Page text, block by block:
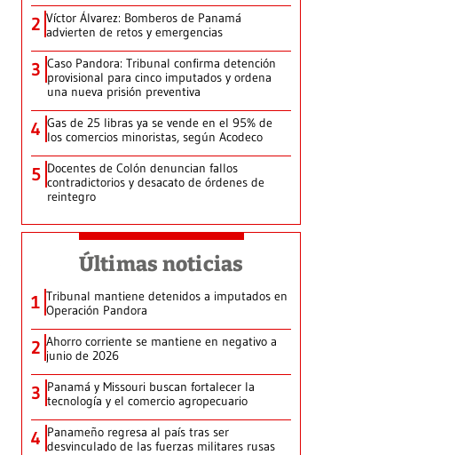
2 Víctor Álvarez: Bomberos de Panamá
advierten de retos y emergencias
3 Caso Pandora: Tribunal confirma detención
provisional para cinco imputados y ordena
una nueva prisión preventiva
4 Gas de 25 libras ya se vende en el 95% de
los comercios minoristas, según Acodeco
5 Docentes de Colón denuncian fallos
contradictorios y desacato de órdenes de
reintegro
Últimas noticias
1 Tribunal mantiene detenidos a imputados en
Operación Pandora
2 Ahorro corriente se mantiene en negativo a
junio de 2026
3 Panamá y Missouri buscan fortalecer la
tecnología y el comercio agropecuario
4 Panameño regresa al país tras ser
desvinculado de las fuerzas militares rusas